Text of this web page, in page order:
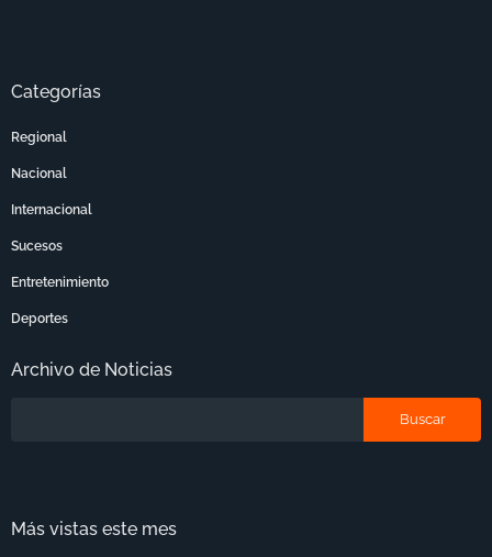
Categorías
Regional
Nacional
Internacional
Sucesos
Entretenimiento
Deportes
Archivo de Noticias
Más vistas este mes